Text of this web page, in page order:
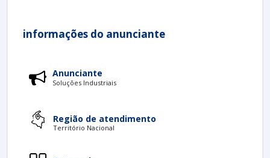
informações do anunciante
Anunciante
Soluções Industriais
Região de atendimento
Território Nacional